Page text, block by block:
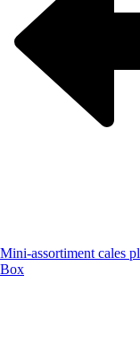
Mini-assortiment cales
Box